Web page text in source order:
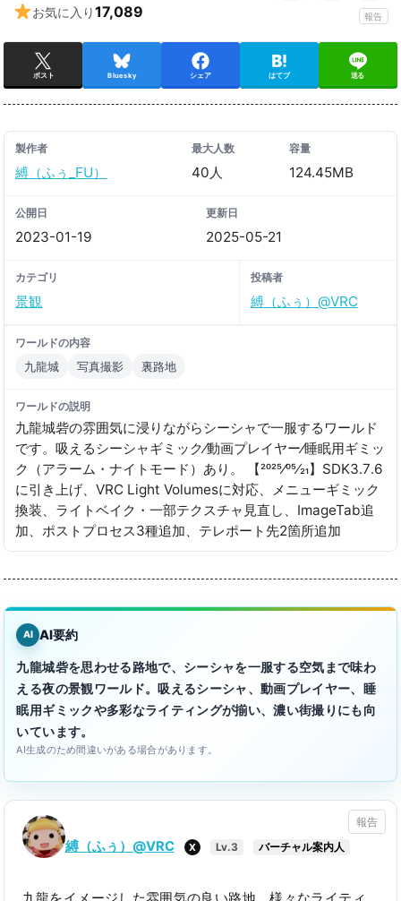
お気に入り17,089 報告
ポスト Bluesky シェア はてブ 送る
製作者
縛（ふぅ_FU）
最大人数
40人
容量
124.45MB
公開日
2023-01-19
更新日
2025-05-21
カテゴリ
景観
投稿者
縛（ふぅ）@VRC
ワールドの内容
九龍城 写真撮影 裏路地
ワールドの説明
九龍城砦の雰囲気に浸りながらシーシャで一服するワールド
です。吸えるシーシャギミック⁄動画プレイヤー⁄睡眠用ギミッ
ク（アラーム・ナイトモード）あり。 【2025⁄05⁄21】SDK3․7․6
に引き上げ、VRC Light Volumesに対応、メニューギミック
換装、ライトベイク・一部テクスチャ見直し、ImageTab追
加、ポストプロセス3種追加、テレポート先2箇所追加
AI AI要約
九龍城砦を思わせる路地で、シーシャを一服する空気まで味わ
える夜の景観ワールド。吸えるシーシャ、動画プレイヤー、睡
眠用ギミックや多彩なライティングが揃い、濃い街撮りにも向
いています。
AI生成のため間違いがある場合があります。
報告
縛（ふぅ）@VRC X Lv.3 バーチャル案内人